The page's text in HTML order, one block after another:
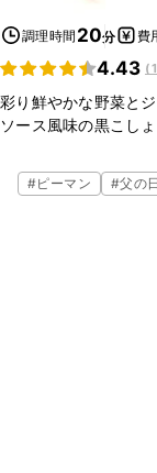
調理時間 20分 費
4.43 (
彩り鮮やかな野菜と
ソース風味の黒こし
セントになっている
す！ぜひお試しくだ
#ピーマン #父の日